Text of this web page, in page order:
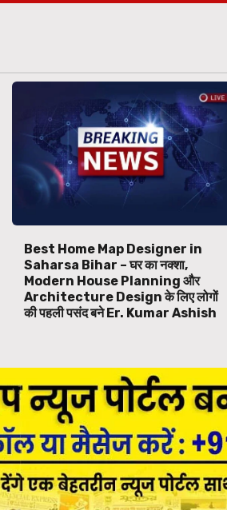
Best Home Map Designer in
Saharsa Bihar – घर का नक्शा,
Modern House Planning और
Architecture Design के लिए लोगों
की पहली पसंद बने Er. Kumar Ashish